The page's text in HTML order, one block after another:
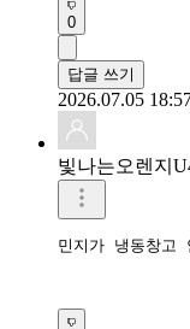
0
답글 쓰기
2026.07.05
빛나는오렌지
민지가 냉동창고